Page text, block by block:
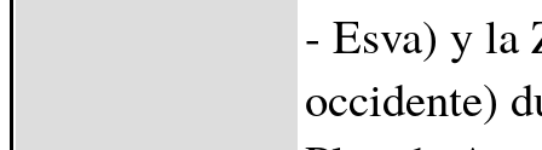
- Esva) y la
occidente)